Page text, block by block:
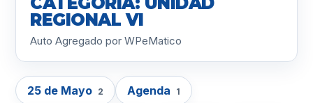
REGIONAL VI
Auto Agregado por WPeMatico
25 de Mayo 2 Agenda 1